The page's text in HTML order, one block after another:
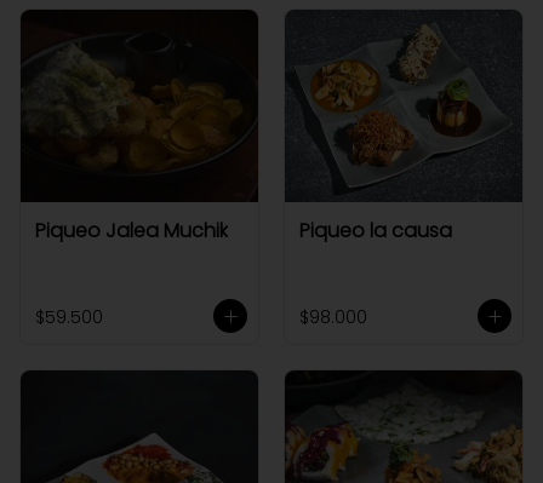
Piqueo Jalea Muchik
$59.500
Piqueo la causa
$98.000